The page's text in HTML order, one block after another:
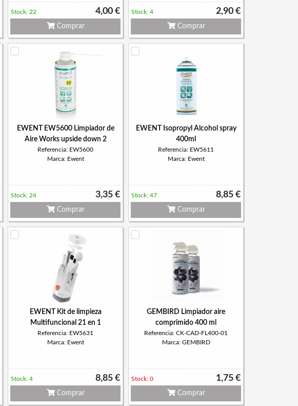
4,00 €
Stock: 22
Comprar
2,90 €
Stock: 4
Comprar
EWENT EW5600 Limpiador de
Aire Works upside down 2
Referencia: EW5600
Marca: Ewent
3,35 €
Stock: 24
Comprar
EWENT Isopropyl Alcohol spray
400ml
Referencia: EW5611
Marca: Ewent
8,85 €
Stock: 47
Comprar
EWENT Kit de limpieza
Multifuncional 21 en 1
Referencia: EW5631
Marca: Ewent
8,85 €
Stock: 4
Comprar
GEMBIRD Limpiador aire
comprimido 400 ml
Referencia: CK-CAD-FL400-01
Marca: GEMBIRD
1,75 €
Stock: 0
Comprar